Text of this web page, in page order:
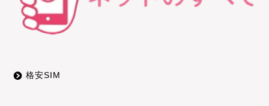
格安SIM